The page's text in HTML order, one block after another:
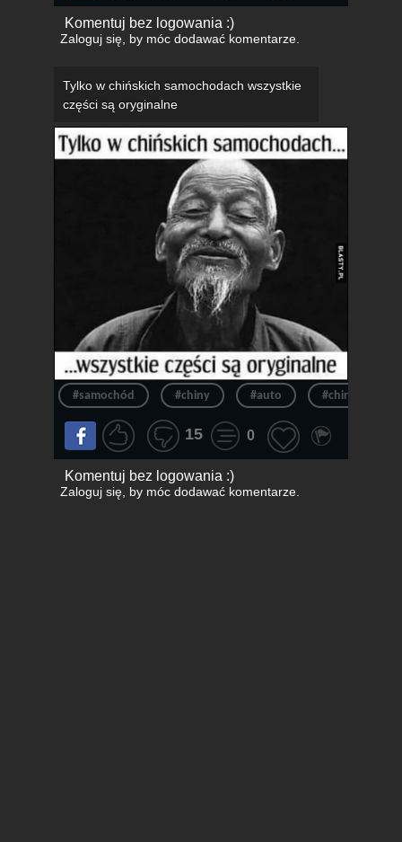
Komentuj bez logowania :)
Zaloguj się, by móc dodawać komentarze.
Tylko w chińskich samochodach wszystkie
części są oryginalne
#samochód #chiny #auto #chinczyk
15 0
Komentuj bez logowania :)
Zaloguj się, by móc dodawać komentarze.